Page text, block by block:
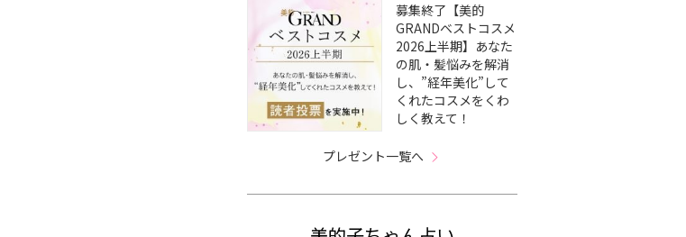
募集終了【美的
GRANDベストコスメ
2026上半期】あなた
の肌・髪悩みを解消
し、”経年美化”して
くれたコスメをくわ
しく教えて！
プレゼント一覧へ